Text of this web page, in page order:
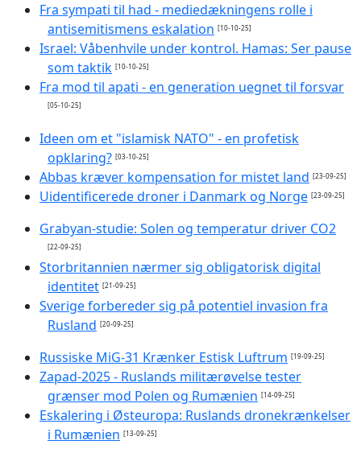
Fra sympati til had - mediedækningens rolle i
antisemitismens eskalation [10-10-25]
Israel: Våbenhvile under kontrol. Hamas: Ser pause
som taktik [10-10-25]
Fra mod til apati - en generation uegnet til forsvar
[05-10-25]
Ideen om et "islamisk NATO" - en profetisk
opklaring? [03-10-25]
Abbas kræver kompensation for mistet land [23-09-25]
Uidentificerede droner i Danmark og Norge [23-09-25]
Grabyan-studie: Solen og temperatur driver CO2
[22-09-25]
Storbritannien nærmer sig obligatorisk digital
identitet [21-09-25]
Sverige forbereder sig på potentiel invasion fra
Rusland [20-09-25]
Russiske MiG-31 Krænker Estisk Luftrum [19-09-25]
Zapad-2025 - Ruslands militærøvelse tester
grænser mod Polen og Rumænien [14-09-25]
Eskalering i Østeuropa: Ruslands dronekrænkelser
i Rumænien [13-09-25]